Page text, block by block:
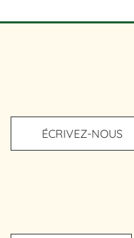
ÉCRIVEZ-NOUS